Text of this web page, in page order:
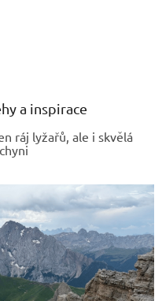
a inspirace
ráj lyžařů, ale i skvělá